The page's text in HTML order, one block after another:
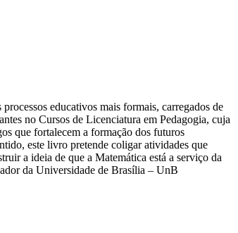
educativos mais formais, carregados de
no Cursos de Licenciatura em Pedagogia, cuja
que fortalecem a formação dos futuros
este livro pretende coligar atividades que
a ideia de que a Matemática está a serviço da
da Universidade de Brasília – UnB